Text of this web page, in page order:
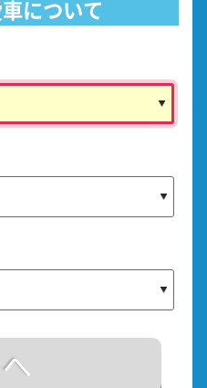
について